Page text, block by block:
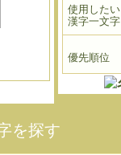
使用したい
漢字一文字
優先順位
を探す